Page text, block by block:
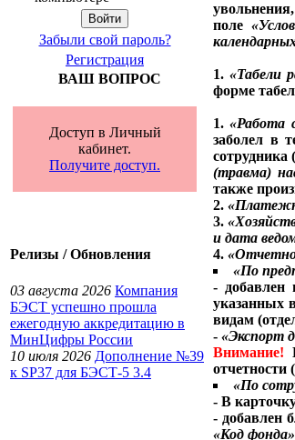
Забыли свой пароль?
Регистрация
ВАШ ВОПРОС
Доступ в Личный
кабинет.
Получите доступ.
Релизы / Обновления
03 августа 2026 Компания
БЭСТ успешно прошла
ежегодную аккредитацию в
МинЦифры России
10 июля 2026 Дополнение №39
к SP37 для БЭСТ-5 3.4
поле
1. «Табели
форме
1.«Работа
заболел в
(травма)
также
2.
3.
и дата
4.
«По
-
указанных
видам
- «Экспорт
Внимание!
отчетности
«По
- В
- добавлен
«Код фонда»